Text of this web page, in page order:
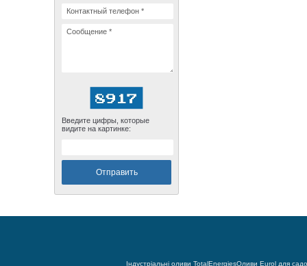
Введите цифры, которые
видите на картинке:
Індустріальні оливи TotalEnergiesОливи Eurol для